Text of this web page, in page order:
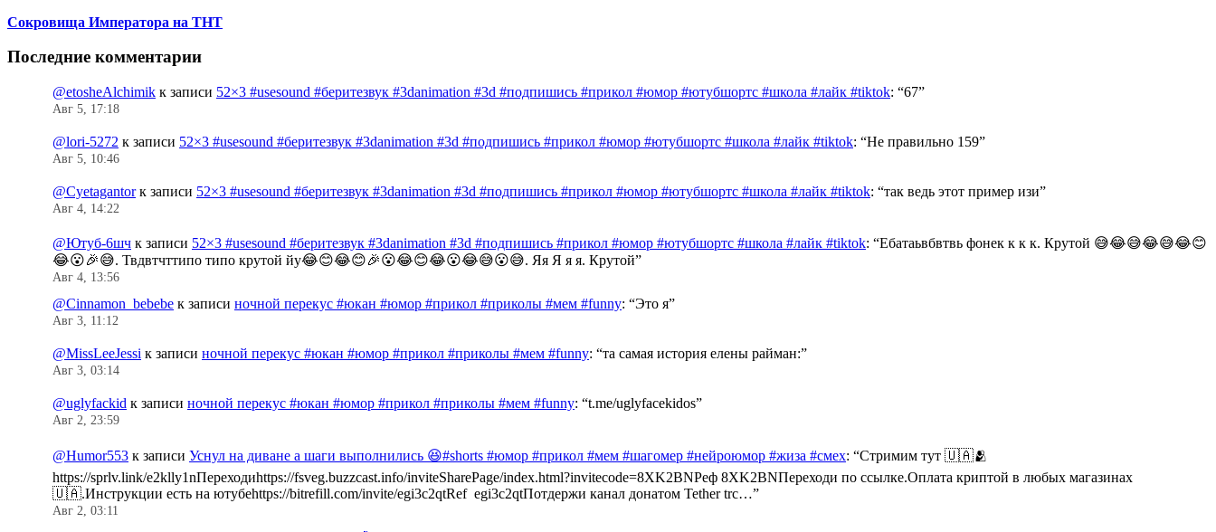
Сокровища Императора на ТНТ
Последние комментарии
@etosheAlchimik к записи 52×3 #usesound #беритезвук #3danimation #3d #подпишись #прикол #юмор #ютубшортс #школа #лайк #tiktok: “67”
Авг 5, 17:18
@lori-5272 к записи 52×3 #usesound #беритезвук #3danimation #3d #подпишись #прикол #юмор #ютубшортс #школа #лайк #tiktok: “Не правильно 159”
Авг 5, 10:46
@Cyetagantorк записи 52×3 #usesound #беритезвук #3danimation #3d #подпишись #прикол #юмор #ютубшортс #школа #лайк #tiktok: “так ведь этот пример изи”
Авг 4, 14:22
@Ютуб-6шч к записи 52×3 #usesound #беритезвук #3danimation #3d #подпишись #прикол #юмор #ютубшортс #школа #лайк #tiktok: “Ебатаьвбвтвь фонек к к к. Крутой 😅😂😅😂😅😂😊
😂😮🎉😅. Твдвтчттипо типо крутой йу😂😊😂😊🎉😮😂😊😂😮😂😅😮😅. Яя Я я я. Крутой”
Авг 4, 13:56
@Cinnamon_bebebe к записи ночной перекус #юкан #юмор #прикол #приколы #мем #funny: “Это я”
Авг 3, 11:12
@MissLeeJessi к записи ночной перекус #юкан #юмор #прикол #приколы #мем #funny: “та самая история елены райман:”
Авг 3, 03:14
@uglyfackid к записи ночной перекус #юкан #юмор #прикол #приколы #мем #funny: “t.me/uglyfacekidos”
Авг 2, 23:59
@Humor553 к записи Уснул на диване а шаги выполнились 😆#shorts #юмор #прикол #мем #шагомер #нейроюмор #жиза #смех: “Стримим тут 🇺🇦🫂
https://sprlv.link/e2klly1nПереходиhttps://fsveg.buzzcast.info/inviteSharePage/index.html?invitecode=8XK2BNРеф 8XK2BNПереходи по ссылке.Оплата криптой в любых магазинах
🇺🇦.Инструкции есть на ютубеhttps://bitrefill.com/invite/egi3c2qtRef egi3c2qtПотдержи канал донатом Tether trc…”
Авг 2, 03:11